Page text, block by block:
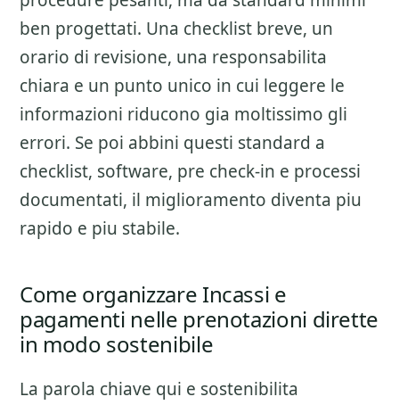
ben progettati. Una checklist breve, un
orario di revisione, una responsabilita
chiara e un punto unico in cui leggere le
informazioni riducono gia moltissimo gli
errori. Se poi abbini questi standard a
checklist, software, pre check-in e processi
documentati, il miglioramento diventa piu
rapido e piu stabile.
Come organizzare Incassi e
pagamenti nelle prenotazioni dirette
in modo sostenibile
La parola chiave qui e sostenibilita